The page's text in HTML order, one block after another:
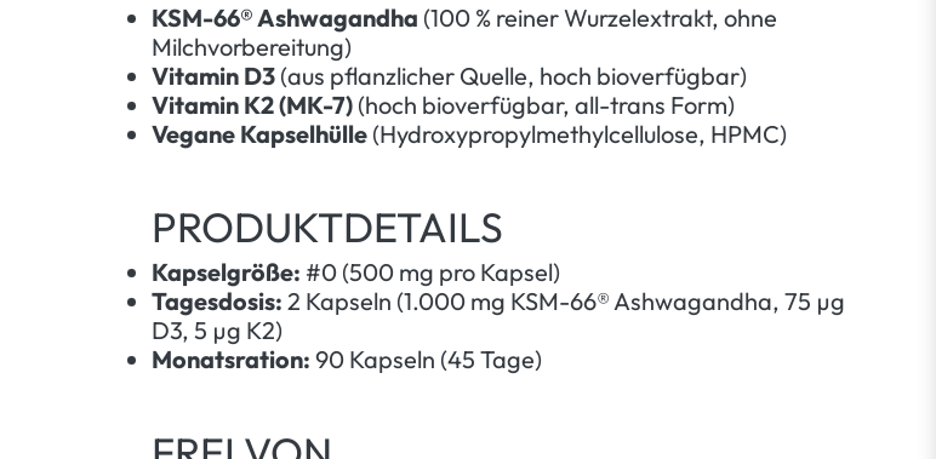
KSM-66® Ashwagandha (100 % reiner Wurzelextrakt, ohne
Milchvorbereitung)
Vitamin D3 (aus pflanzlicher Quelle, hoch bioverfügbar)
Vitamin K2 (MK-7) (hoch bioverfügbar, all-trans Form)
Vegane Kapselhülle (Hydroxypropylmethylcellulose, HPMC)
PRODUKTDETAILS
Kapselgröße: #0 (500 mg pro Kapsel)
Tagesdosis: 2 Kapseln (1.000 mg KSM-66® Ashwagandha, 75 µg
D3, 5 µg K2)
Monatsration: 90 Kapseln (45 Tage)